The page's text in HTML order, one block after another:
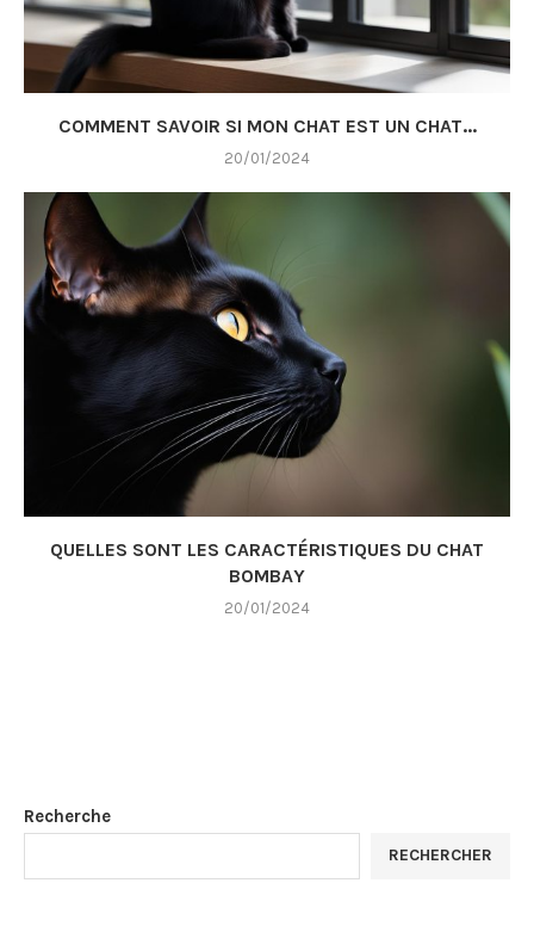
COMMENT SAVOIR SI MON CHAT EST UN CHAT...
20/01/2024
QUELLES SONT LES CARACTÉRISTIQUES DU CHAT
BOMBAY
20/01/2024
Recherche
RECHERCHER